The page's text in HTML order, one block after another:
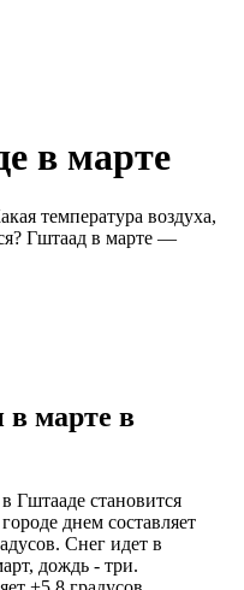
в марте
температура воздуха,
Гштаад в марте —
в марте в
Гштааде становится
днем составляет
Снег идет в
дождь - три.